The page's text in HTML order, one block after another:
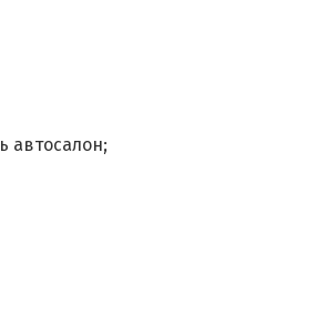
автосалон;